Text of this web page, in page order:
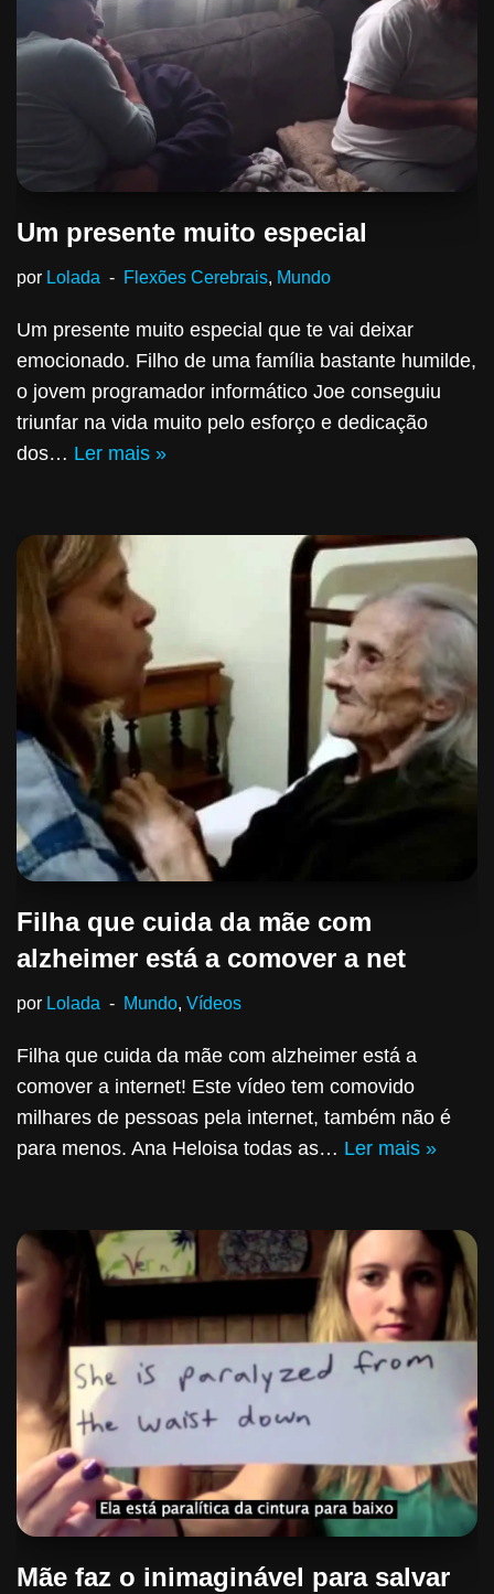
Um presente muito especial
por Lolada Flexões Cerebrais, Mundo
Um presente muito especial que te vai deixar
emocionado. Filho de uma família bastante humilde,
o jovem programador informático Joe conseguiu
triunfar na vida muito pelo esforço e dedicação
dos… Ler mais »
Filha que cuida da mãe com
alzheimer está a comover a net
por Lolada Mundo, Vídeos
Filha que cuida da mãe com alzheimer está a
comover a internet! Este vídeo tem comovido
milhares de pessoas pela internet, também não é
para menos. Ana Heloisa todas as… Ler mais »
Mãe faz o inimaginável para salvar